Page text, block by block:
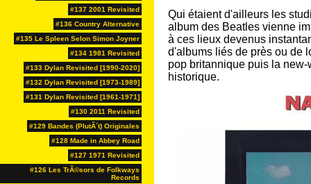
#137 2001 Revisited
#136 Country Alternative
#135 Le Spleen Selon Simon Joyner
#134 1981 Revisited
#133 Dylan Revisited [1990-2020]
#132 Dylan Revisited [1973-1989]
#131 Dylan Revisited [1961-1971]
#130 2011 Revisited
#129 Bandes (PlutÃ´t) Originales
#128 Made in Abbey Road
#127 1971 Revisited
#126 Les TrÃ©sors de Folkways
Records
Qui étaient d'ailleurs les
album des Beatles vienne
à ces lieux devenus
d'albums liés de près ou de
pop britannique puis la
historique.